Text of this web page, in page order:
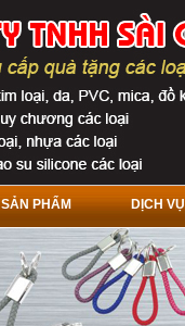
SẢN PHẨM DỊCH VỤ